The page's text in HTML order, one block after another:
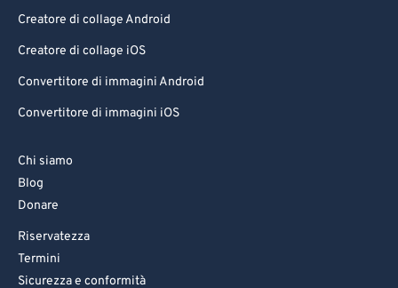
Creatore di collage Android
Creatore di collage iOS
Convertitore di immagini Android
Convertitore di immagini iOS
Chi siamo
Blog
Donare
Riservatezza
Termini
Sicurezza e conformità